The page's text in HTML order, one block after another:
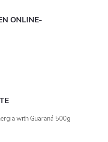
ONLINE-
with Guaraná 500g